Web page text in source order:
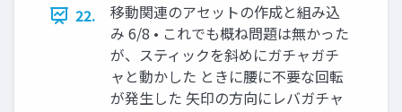
22.
移動関連のアセットの作成と組み込
み 6/8 • これでも概ね問題は無かった
が、スティックを斜めにガチャガチ
ャと動かした ときに腰に不要な回転
が発生した 矢印の方向にレバガチャ